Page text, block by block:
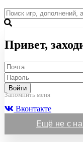
Привет,
Войти
Запомнить меня
Вконтакте
Ещё не с